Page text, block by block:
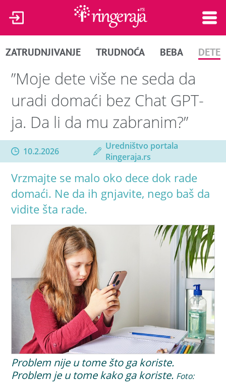
ZATRUDNJIVANJE TRUDNOĆA BEBA DETE
”Moje dete više ne seda da
uradi domaći bez Chat GPT-
ja. Da li da mu zabranim?”
10.2.2026
Uredništvo portala
Ringeraja.rs
Vrzmajte se malo oko dece dok rade
domaći. Ne da ih gnjavite, nego baš da
vidite šta rade.
Problem nije u tome što ga koriste.
Problem je u tome kako ga koriste. Foto: